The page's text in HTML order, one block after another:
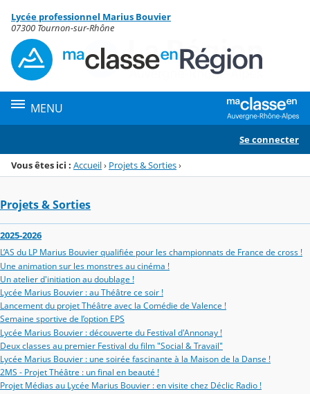
Menu de la rubrique
Contenu
Lycée professionnel Marius Bouvier
07300 Tournon-sur-Rhône
MENU
Se connecter
Vous êtes ici : Accueil› Projets & Sorties›
Projets & Sorties
2025-2026
L’AS du LP Marius Bouvier qualifiée pour les championnats de France de cross !
Une animation sur les monstres au cinéma !
Un atelier d'initiation au doublage !
Lycée Marius Bouvier : au Théâtre ce soir !
Lancement du projet Théâtre avec la Comédie de Valence !
Semaine sportive de l’option EPS
Lycée Marius Bouvier : découverte du Festival d'Annonay !
Deux classes au premier Festival du film "Social & Travail"
Lycée Marius Bouvier : une soirée fascinante à la Maison de la Danse !
2MS - Projet Théâtre : un final en beauté !
Projet Médias au Lycée Marius Bouvier : en visite chez Déclic Radio !